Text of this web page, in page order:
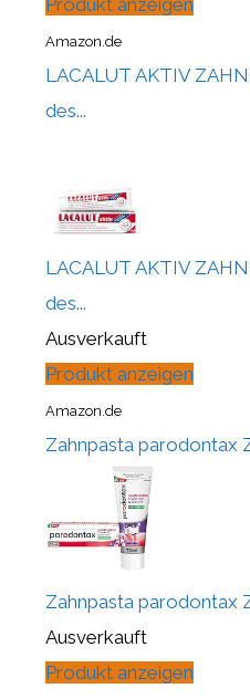
Amazon.de
LACALUT AKTIV
des...
LACALUT AKTIV
des...
Ausverkauft
Produkt anzeigen
Amazon.de
Zahnpasta parodontax
Zahnpasta parodontax
Ausverkauft
Produkt anzeigen